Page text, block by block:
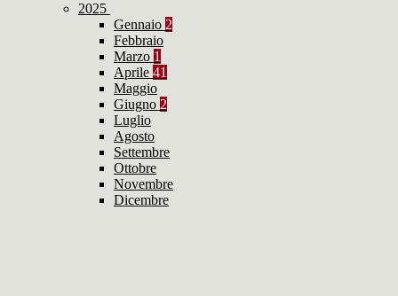
2025
Gennaio 2
Febbraio
Marzo 1
Aprile 41
Maggio
Giugno 2
Luglio
Agosto
Settembre
Ottobre
Novembre
Dicembre